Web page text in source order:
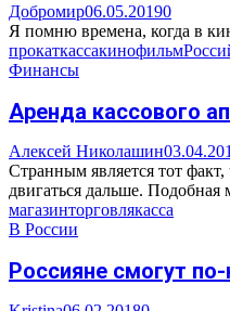
Добромир06.05.20190
Я помню времена, когда в
прокаткассакинофильм
Финансы
Аренда кассового
Алексей Николашин
Странным является тот
двигаться дальше. Подобная
магазинторговлякасса
В России
Россияне смогут